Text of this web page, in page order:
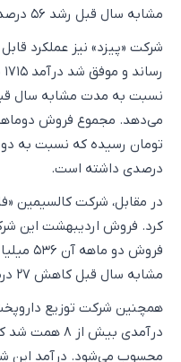
مشابه سال قبل رشد ۵۶ درصدی درآمد عملیاتی را ثبت کرده است.
شرکت «پیزد» نیز عملکرد
درصدی داشته است.
در مقابل، شرکت کالسیمین
فروش
مشابه سال قبل کاهش ۲۷ درصدی را نشان می‌دهد.
همچنین شرکت توزیع
درآمدی بیش
محسوب می‌شود. درآمد این